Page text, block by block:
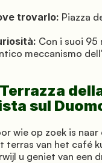
trovarlo: Piazza
Con i suoi 95
meccanismo
Terrazza
sul
wie op zoek is
terras van het café
u geniet van een